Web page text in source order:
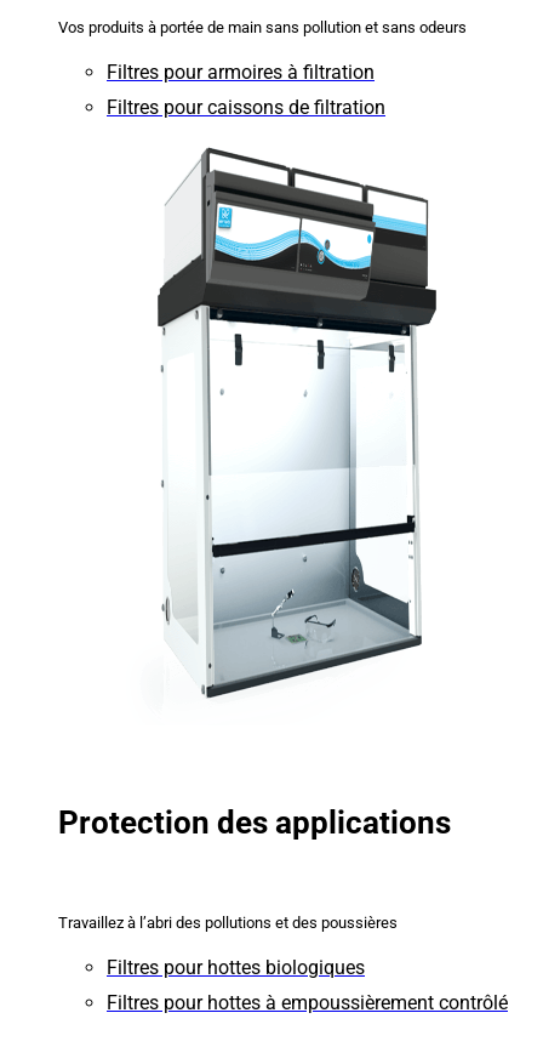
Vos produits à portée de main sans pollution et sans odeurs
Filtres pour armoires à filtration
Filtres pour caissons de filtration
Protection des applications
Travaillez à l’abri des pollutions et des poussières
Filtres pour hottes biologiques
Filtres pour hottes à empoussièrement contrôlé